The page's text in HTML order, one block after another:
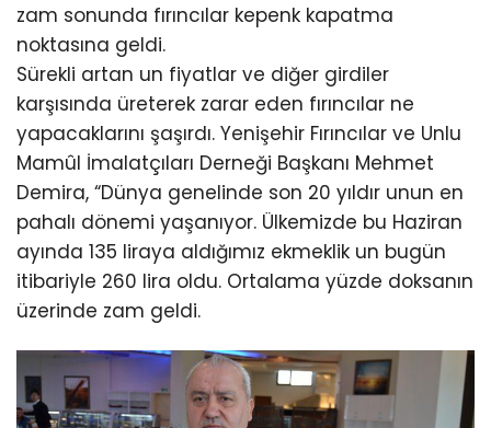
zam sonunda fırıncılar kepenk kapatma
noktasına geldi.
Sürekli artan un fiyatlar ve diğer girdiler
karşısında üreterek zarar eden fırıncılar ne
yapacaklarını şaşırdı. Yenişehir Fırıncılar ve Unlu
Mamûl İmalatçıları Derneği Başkanı Mehmet
Demira, “Dünya genelinde son 20 yıldır unun en
pahalı dönemi yaşanıyor. Ülkemizde bu Haziran
ayında 135 liraya aldığımız ekmeklik un bugün
itibariyle 260 lira oldu. Ortalama yüzde doksanın
üzerinde zam geldi.